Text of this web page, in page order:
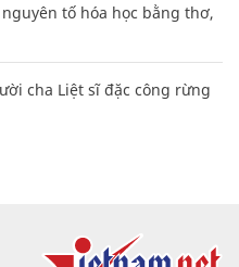
tố hóa học bằng thơ,
cha Liệt sĩ đặc công rừng